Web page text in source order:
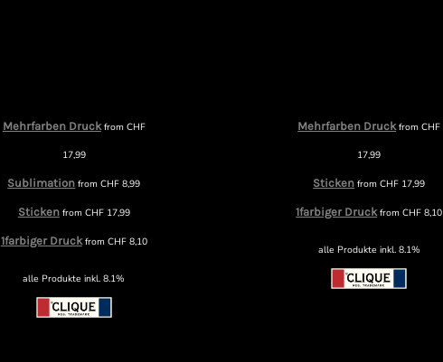
Mehrfarben Druckfrom CHF
17,99
Sublimation fromCHF 8,99
Stickenfrom CHF17,99
1farbiger Druckfrom CHF8,10
alle Produkte inkl. 8.1%
Mehrfarben DruckfromCHF
17,99
Sticken fromCHF 17,99
1farbiger DruckfromCHF 8,10
alle Produkte inkl. 8.1%